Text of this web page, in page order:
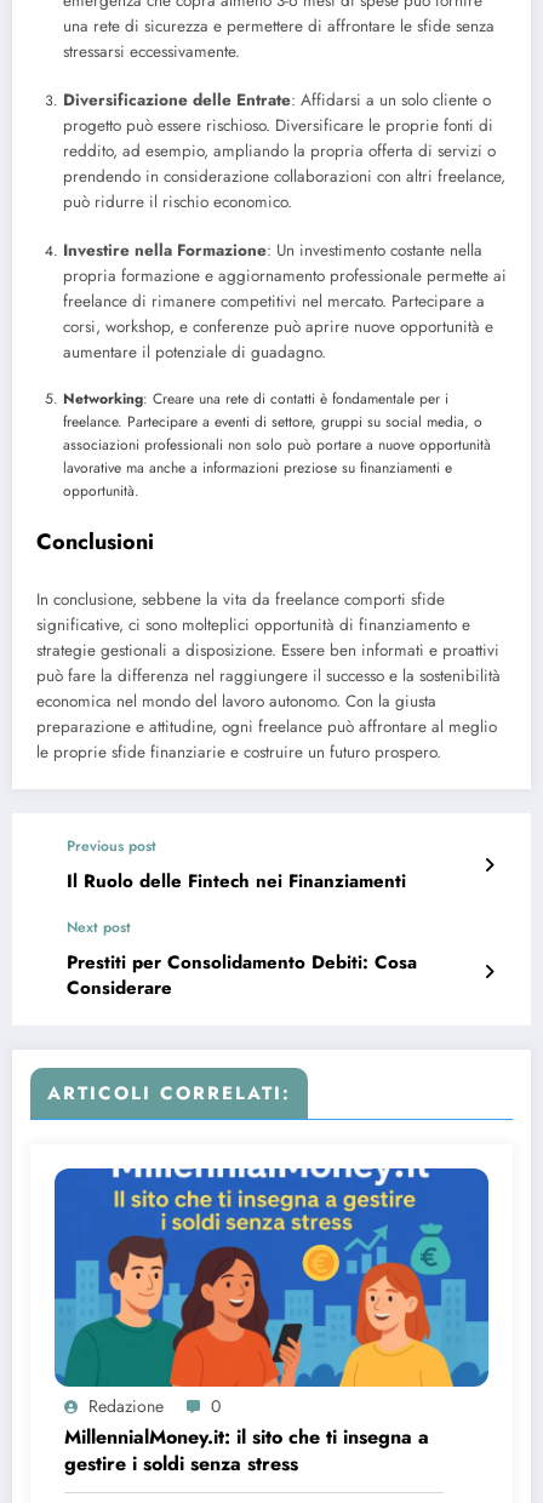
una rete di sicurezza e permettere di affrontare le sfide senza
stressarsi eccessivamente.
Diversificazione delle Entrate: Affidarsi a un solo cliente o
progetto può essere rischioso. Diversificare le proprie fonti di
reddito, ad esempio, ampliando la propria offerta di servizi o
prendendo in considerazione collaborazioni con altri freelance,
può ridurre il rischio economico.
Investire nella Formazione: Un investimento costante nella
propria formazione e aggiornamento professionale permette ai
freelance di rimanere competitivi nel mercato. Partecipare a
corsi, workshop, e conferenze può aprire nuove opportunità e
aumentare il potenziale di guadagno.
Networking: Creare una rete di contatti è fondamentale per i
freelance. Partecipare a eventi di settore, gruppi su social media, o
associazioni professionali non solo può portare a nuove opportunità
lavorative ma anche a informazioni preziose su finanziamenti e
opportunità.
Conclusioni
In conclusione, sebbene la vita da freelance comporti sfide
significative, ci sono molteplici opportunità di finanziamento e
strategie gestionali a disposizione. Essere ben informati e proattivi
può fare la differenza nel raggiungere il successo e la sostenibilità
economica nel mondo del lavoro autonomo. Con la giusta
preparazione e attitudine, ogni freelance può affrontare al meglio
le proprie sfide finanziarie e costruire un futuro prospero.
Previous post
Il Ruolo delle Fintech nei Finanziamenti
Next post
Prestiti per Consolidamento Debiti: Cosa
Considerare
ARTICOLI CORRELATI:
Redazione 0
MillennialMoney.it: il sito che ti insegna a
gestire i soldi senza stress